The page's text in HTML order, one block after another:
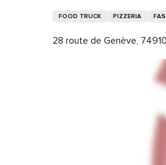
FOOD TRUCK PIZZERIA
28 route de Genève,